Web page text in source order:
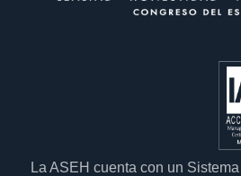
La ASEH cuenta con un